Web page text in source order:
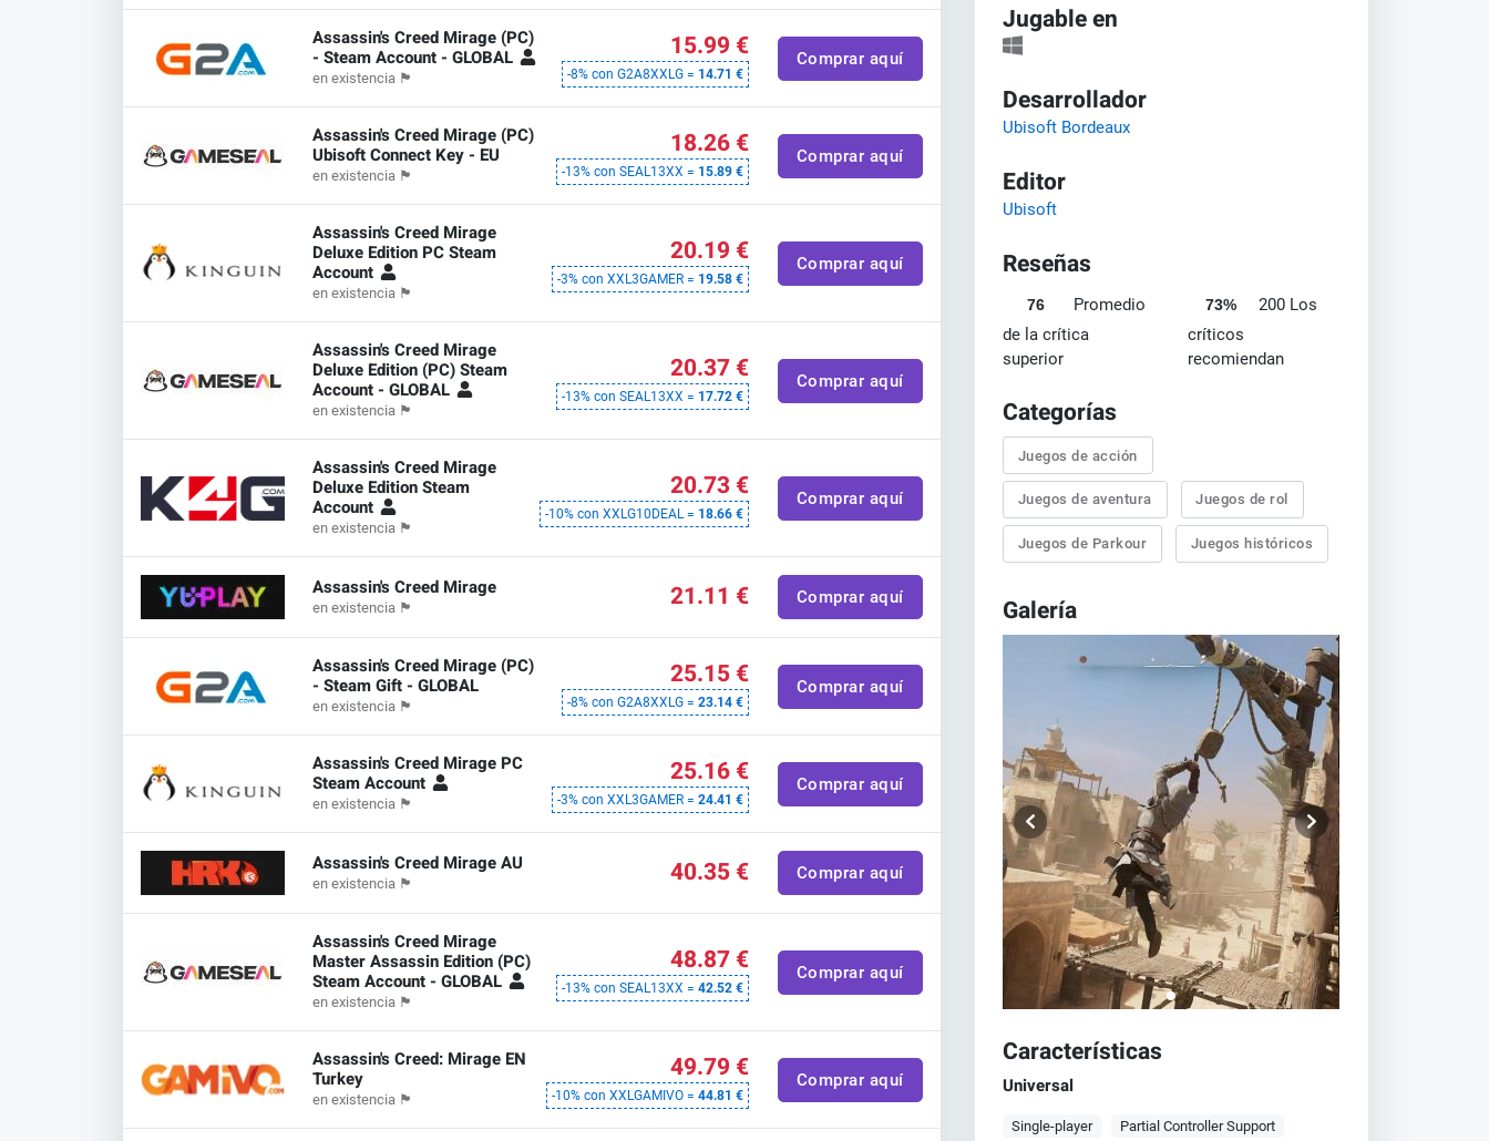
Assassin's Creed Mirage (PC)
- Steam Account - GLOBAL
en existencia 🏴
15.99 €
-8% con G2A8XXLG = 14.71 €
Comprar aquí
Assassin's Creed Mirage (PC)
Ubisoft Connect Key - EU
en existencia 🏴
18.26 €
-13% con SEAL13XX = 15.89 €
Comprar aquí
Assassin's Creed Mirage
Deluxe Edition PC Steam
Account
en existencia 🏴
20.19 €
-3% con XXL3GAMER = 19.58 €
Comprar aquí
Assassin's Creed Mirage
Deluxe Edition (PC) Steam
Account - GLOBAL
en existencia 🏴
20.37 €
-13% con SEAL13XX = 17.72 €
Comprar aquí
Assassin's Creed Mirage
Deluxe Edition Steam
Account
en existencia 🏴
20.73 €
-10% con XXLG10DEAL = 18.66 €
Comprar aquí
Assassin's Creed Mirage
en existencia 🏴 21.11 € Comprar aquí
Assassin's Creed Mirage (PC)
- Steam Gift - GLOBAL
en existencia 🏴
25.15 €
-8% con G2A8XXLG = 23.14 €
Comprar aquí
Assassin's Creed Mirage PC
Steam Account
en existencia 🏴
25.16 €
-3% con XXL3GAMER = 24.41 €
Comprar aquí
Assassin's Creed Mirage AU
en existencia 🏴 40.35 € Comprar aquí
Assassin's Creed Mirage
Master Assassin Edition (PC)
Steam Account - GLOBAL
en existencia 🏴
48.87 €
-13% con SEAL13XX = 42.52 €
Comprar aquí
Assassin's Creed: Mirage EN
Turkey
en existencia 🏴
49.79 €
-10% con XXLGAMIVO = 44.81 €
Comprar aquí
Jugable en
Desarrollador
Ubisoft Bordeaux
Editor
Ubisoft
Reseñas
76
Promedio
de la crítica
superior
73%
200 Los
críticos
recomiendan
Categorías
Juegos de acción
Juegos de aventura Juegos de rol
Juegos de Parkour Juegos históricos
Galería
Características
Universal
Single-player Partial Controller Support